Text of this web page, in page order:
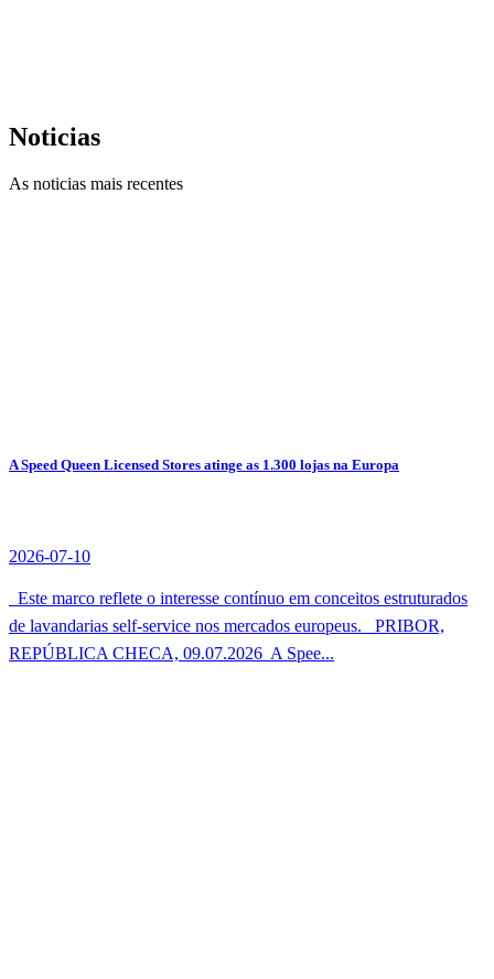
Noticias
As noticias mais recentes
A Speed Queen Licensed Stores atinge as 1.300 lojas na Europa
2026-07-10
Este marco reflete o interesse contínuo em conceitos estruturados
de lavandarias self-service nos mercados europeus. PRIBOR,
REPÚBLICA CHECA, 09.07.2026  A Spee...